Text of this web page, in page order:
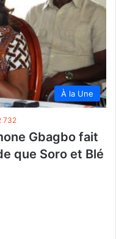
À la Une
732
Gbagbo fait
que Soro et Blé